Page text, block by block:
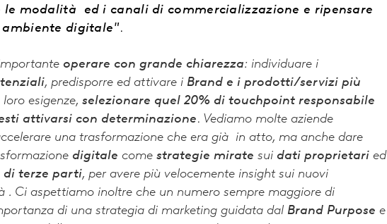
modalità ed i canali di commercializzazione e ripensare
ambiente digitale".
operare con grande chiarezza: individuare i
, predisporre ed attivare i Brand e i prodotti/servizi più
esigenze, selezionare quel 20% di touchpoint responsabile
attivarsi con determinazione. Vediamo molte aziende
una trasformazione che era già in atto, ma anche dare
digitale come strategie mirate sui dati proprietari ed
di terze parti, per avere più velocemente insight sui nuovi
. Ci aspettiamo inoltre che un numero sempre maggiore di
di una strategia di marketing guidata dal Brand Purpose e